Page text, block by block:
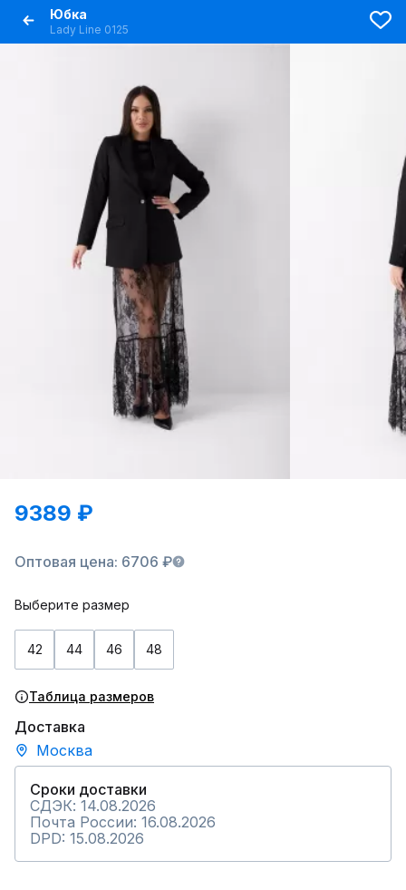
Юбка
Lady Line 0125
9389 ₽
Оптовая цена: 6706 ₽
Выберите размер
42 44 46 48
Таблица размеров
Доставка
Москва
Сроки доставки
СДЭК: 14.08.2026
Почта России: 16.08.2026
DPD: 15.08.2026